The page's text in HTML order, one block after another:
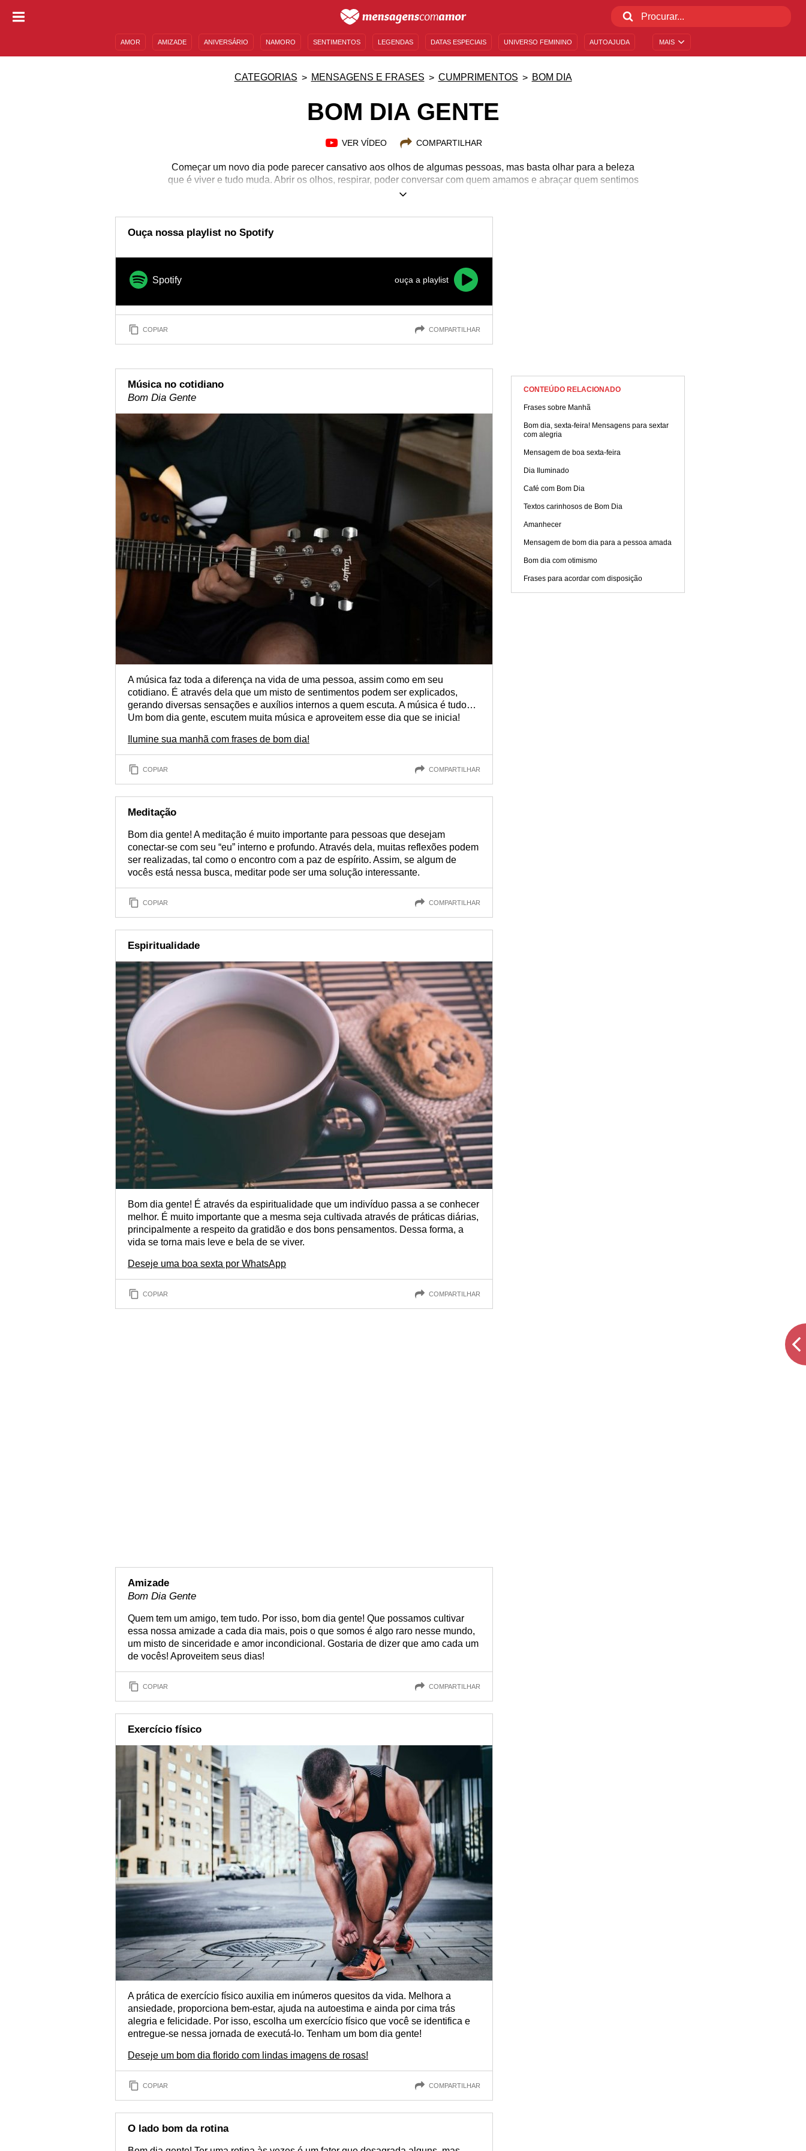
MAIS
AMOR AMIZADE ANIVERSÁRIO NAMORO SENTIMENTOS LEGENDAS DATAS ESPECIAIS UNIVERSO FEMININO AUTOAJUDA
CATEGORIAS MENSAGENS E FRASES CUMPRIMENTOS BOM DIA
BOM DIA GENTE
VER VÍDEO COMPARTILHAR
Começar um novo dia pode parecer cansativo aos olhos de algumas pessoas, mas basta olhar para a beleza
que é viver e tudo muda. Abrir os olhos, respirar, poder conversar com quem amamos e abraçar quem sentimos
saudade é uma dádiva e somente um novo dia pode nos dar esse privilégio. Nesta página você encontrará
belo. Selecione as mensagens que mais te aquecerem o coração e envie-as para àquelas pessoas que você
mais ama e admira. Dê um grande "Bom dia gente!" para aqueles que fazem sua vida mais feliz.
Ouça nossa playlist no Spotify
Spotify ouça a playlist
COPIAR COMPARTILHAR
Música no cotidiano
Bom Dia Gente
A música faz toda a diferença na vida de uma pessoa, assim como em seu
cotidiano. É através dela que um misto de sentimentos podem ser explicados,
gerando diversas sensações e auxílios internos a quem escuta. A música é tudo…
Um bom dia gente, escutem muita música e aproveitem esse dia que se inicia!
Ilumine sua manhã com frases de bom dia!
COPIAR COMPARTILHAR
Meditação
Bom dia gente! A meditação é muito importante para pessoas que desejam
conectar-se com seu “eu” interno e profundo. Através dela, muitas reflexões podem
ser realizadas, tal como o encontro com a paz de espírito. Assim, se algum de
vocês está nessa busca, meditar pode ser uma solução interessante.
COPIAR COMPARTILHAR
Espiritualidade
Bom dia gente! É através da espiritualidade que um indivíduo passa a se conhecer
melhor. É muito importante que a mesma seja cultivada através de práticas diárias,
principalmente a respeito da gratidão e dos bons pensamentos. Dessa forma, a
vida se torna mais leve e bela de se viver.
Deseje uma boa sexta por WhatsApp
COPIAR COMPARTILHAR
Amizade
Bom Dia Gente
Quem tem um amigo, tem tudo. Por isso, bom dia gente! Que possamos cultivar
essa nossa amizade a cada dia mais, pois o que somos é algo raro nesse mundo,
um misto de sinceridade e amor incondicional. Gostaria de dizer que amo cada um
de vocês! Aproveitem seus dias!
COPIAR COMPARTILHAR
Exercício físico
A prática de exercício físico auxilia em inúmeros quesitos da vida. Melhora a
ansiedade, proporciona bem-estar, ajuda na autoestima e ainda por cima trás
alegria e felicidade. Por isso, escolha um exercício físico que você se identifica e
entregue-se nessa jornada de executá-lo. Tenham um bom dia gente!
Deseje um bom dia florido com lindas imagens de rosas!
COPIAR COMPARTILHAR
O lado bom da rotina
CONTEÚDO RELACIONADO
Frases sobre Manhã
Bom dia, sexta-feira! Mensagens para sextar
com alegria
Mensagem de boa sexta-feira
Dia Iluminado
Café com Bom Dia
Textos carinhosos de Bom Dia
Amanhecer
Mensagem de bom dia para a pessoa amada
Bom dia com otimismo
Frases para acordar com disposição